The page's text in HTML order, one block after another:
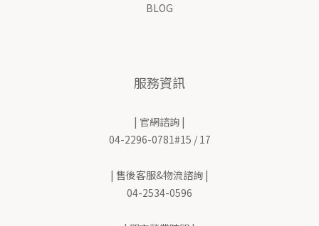
BLOG
服務資訊
| 官網諮詢 |
04-2296-0781#15 / 17
| 售後客服&物流諮詢 |
04-2534-0596